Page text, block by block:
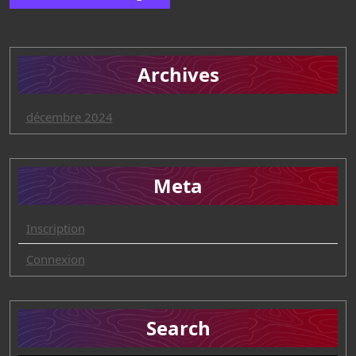
Archives
décembre 2024
Meta
Inscription
Connexion
Search